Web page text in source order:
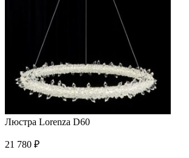
Люстра Lorenza D60
21 780 ₽